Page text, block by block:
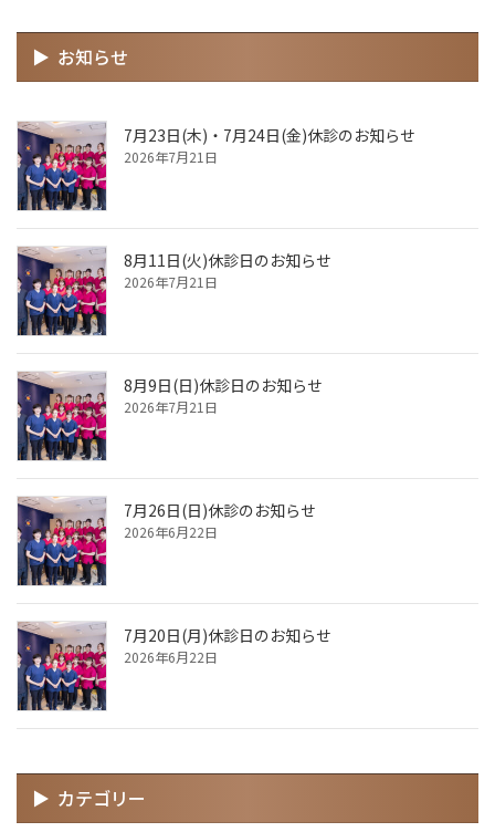
お知らせ
7月23日(木)・7月24日(金)休診のお知らせ
2026年7月21日
8月11日(火)休診日のお知らせ
2026年7月21日
8月9日(日)休診日のお知らせ
2026年7月21日
7月26日(日)休診のお知らせ
2026年6月22日
7月20日(月)休診日のお知らせ
2026年6月22日
カテゴリー